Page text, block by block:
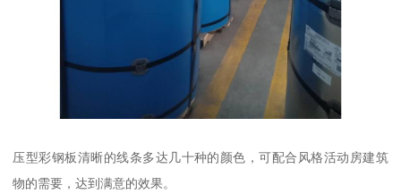
压型彩钢板清晰的线条多达几十种的颜色，可配合风格活动房建筑
物的需要，达到满意的效果。